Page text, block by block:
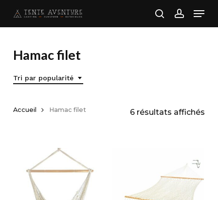
main
search
Hamac filet
Tri par popularité
6 résultats affichés
Accueil Hamac filet